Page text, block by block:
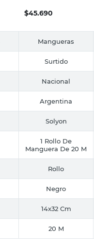
$45.690
Mangueras
Surtido
Nacional
Argentina
Solyon
1 Rollo De
Manguera De 20 M
Rollo
Negro
14x32 Cm
20 M